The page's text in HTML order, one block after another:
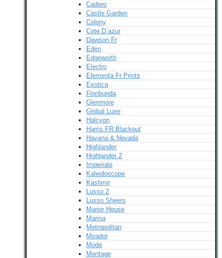
Cadoro
Castle Garden
Colony
Cote D`azur
Dawson Fr
Eden
Edgeworth
Electro
Elementa Fr Prints
Exotica
Floribunda
Glenmore
Global Luxe
Halcyon
Harris FR Blackout
Havana & Nevada
Highlander
Highlander 2
Imperiale
Kaleidoscope
Kashmir
Lusso 2
Lusso Sheers
Manor House
Marina
Metropolitan
Mirador
Mode
Montage